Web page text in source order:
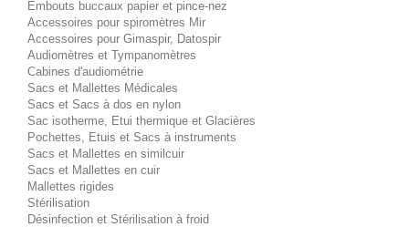
Embouts buccaux papier et pince-nez
Accessoires pour spiromètres Mir
Accessoires pour Gimaspir, Datospir
Audiomètres et Tympanomètres
Cabines d'audiométrie
Sacs et Mallettes Médicales
Sacs et Sacs à dos en nylon
Sac isotherme, Etui thermique et Glacières
Pochettes, Etuis et Sacs à instruments
Sacs et Mallettes en similcuir
Sacs et Mallettes en cuir
Mallettes rigides
Stérilisation
Désinfection et Stérilisation à froid